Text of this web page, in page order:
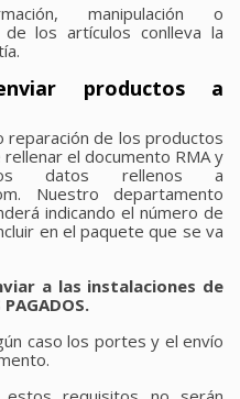
manipulación o
los artículos conlleva la
productos a
reparación de los productos
el documento RMA y
datos rellenos a
Nuestro departamento
indicando el número de
en el paquete que se va
a las instalaciones de
caso los portes y el envío